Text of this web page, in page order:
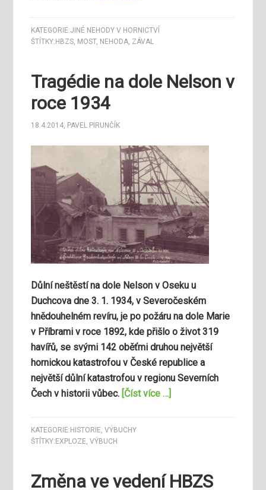
KATEGORIE:JINÉ NEHODY V HORNICTVÍ
ŠTÍTKY: HBZS, MOST, NEHODA, ZÁVAL
Tragédie na dole Nelson v
roce 1934
18.4.2014, PAVEL PIRUNČÍK
Důlní neštěstí na dole Nelson v Oseku u
Duchcova dne 3. 1. 1934, v Severočeském
hnědouhelném revíru, je po požáru na dole Marie
v Příbrami v roce 1892, kde přišlo o život 319
havířů, se svými 142 oběťmi druhou největší
hornickou katastrofou v České republice a
největší důlní katastrofou v regionu Severních
Čech v historii vůbec. [Číst více …]
KATEGORIE: HISTORIE,VÝBUCHY
ŠTÍTKY: EXPLOZE,VÝBUCH
Změna ve vedení HBZS